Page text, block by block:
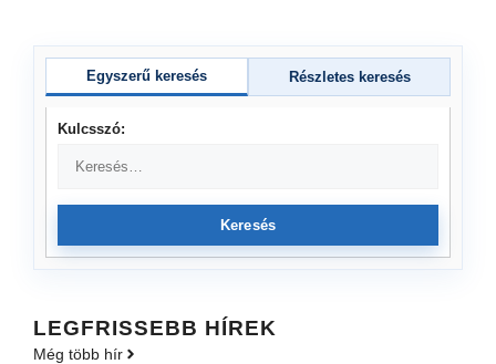
Egyszerű keresés Részletes keresés
Kulcsszó:
Keresés
LEGFRISSEBB HÍREK
Még több hír